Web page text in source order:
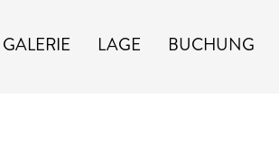
GALERIE LAGE BUCHUNG